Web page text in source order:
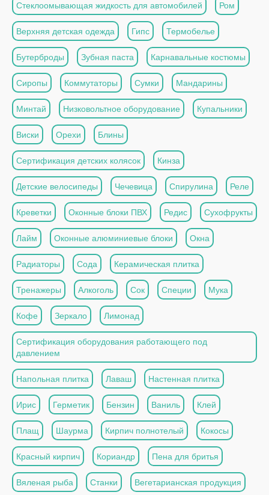
Стеклоомывающая жидкость для автомобилей Ром
Верхняя детская одежда Гипс Термобелье
Бутерброды Зубная паста Карнавальные костюмы
Сиропы Коммутаторы Сумки Мандарины
Минтай Низковольтное оборудование Купальники
Виски Орехи Блины
Сертификация детских колясок Кинза
Детские велосипеды Чечевица Спирулина Реле
Креветки Оконные блоки ПВХ Редис Сухофрукты
Лайм Оконные алюминиевые блоки Окна
Радиаторы Сода Керамическая плитка
Тренажеры Алкоголь Сок Специи Мука
Кофе Зеркало Лимонад
Сертификация оборудования работающего под
давлением
Напольная плитка Лаваш Настенная плитка
Ирис Герметик Бензин Ваниль Клей
Плащ Шаурма Кирпич полнотелый Кокосы
Красный кирпич Кориандр Пена для бритья
Вяленая рыба Станки Вегетарианская продукция